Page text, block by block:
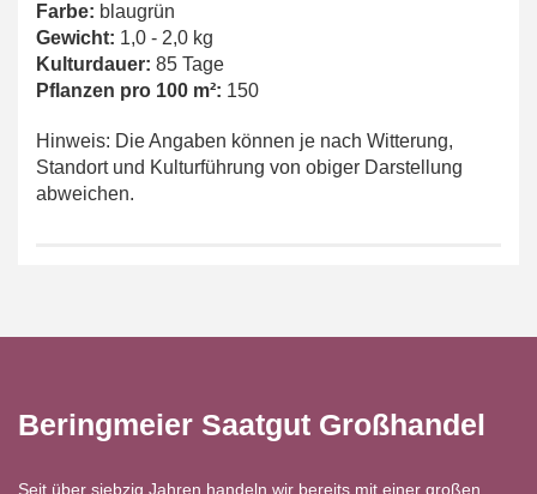
Farbe: blaugrün
Gewicht: 1,0 - 2,0 kg
Kulturdauer: 85 Tage
Pflanzen pro 100 m²: 150
Hinweis: Die Angaben können je nach Witterung,
Standort und Kulturführung von obiger Darstellung
abweichen.
Beringmeier Saatgut Großhandel
Seit über siebzig Jahren handeln wir bereits mit einer großen